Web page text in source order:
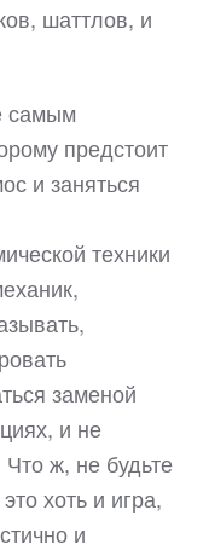
шаттлов, и
самым
предстоит
и заняться
техники
заменой
и не
ж, не будьте
хоть и игра,
и